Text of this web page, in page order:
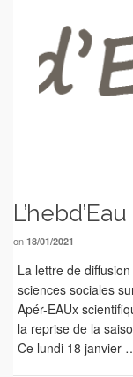
on 18/01/2021
La lettre de
sciences sociales
Apér-EAUx
la reprise de la
Ce lundi 18 janvier